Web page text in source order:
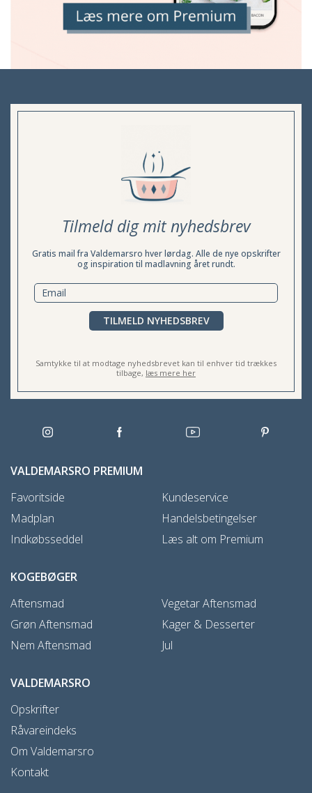
Tilmeld dig mit nyhedsbrev
Gratis mail fra Valdemarsro hver lørdag. Alle de nye opskrifter
og inspiration til madlavning året rundt.
TILMELD NYHEDSBREV
Samtykke til at modtage nyhedsbrevet kan til enhver tid trækkes
tilbage, læs mere her
VALDEMARSRO PREMIUM
Favoritside
Madplan
Indkøbsseddel
Kundeservice
Handelsbetingelser
Læs alt om Premium
KOGEBØGER
Aftensmad
Grøn Aftensmad
Nem Aftensmad
Vegetar Aftensmad
Kager & Desserter
Jul
VALDEMARSRO
Opskrifter
Råvareindeks
Om Valdemarsro
Kontakt